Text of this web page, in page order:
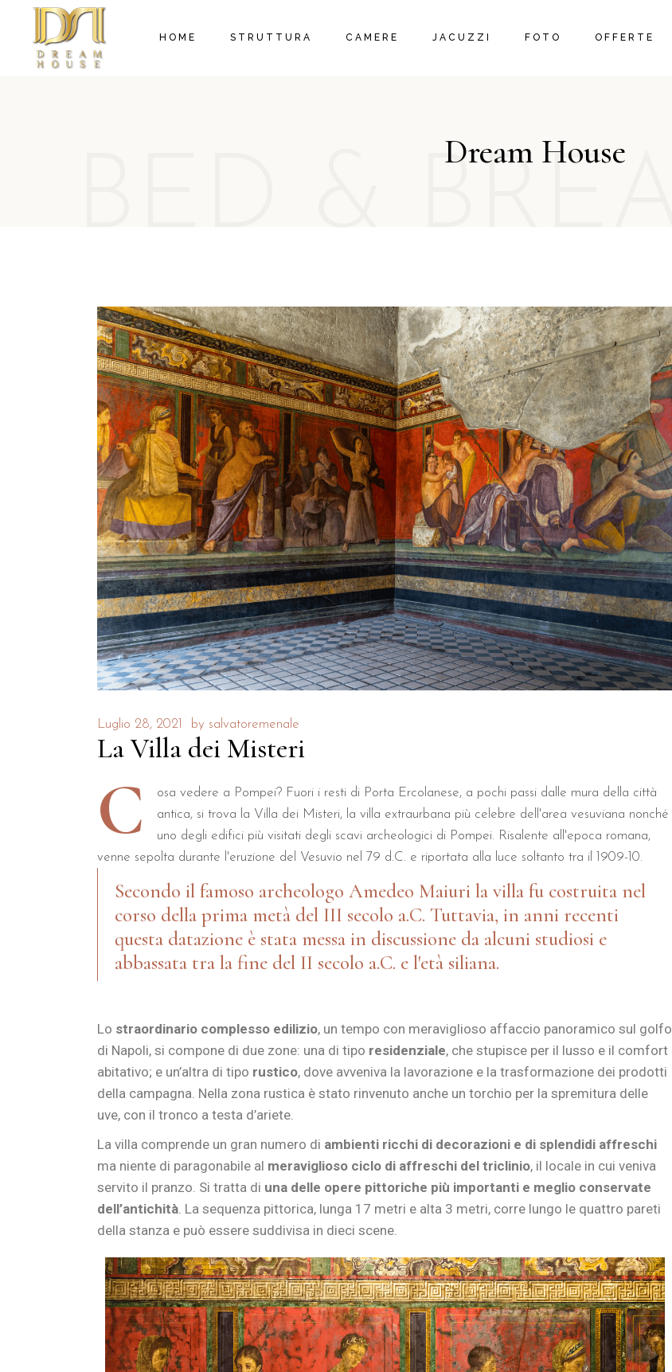
HOME STRUTTURA CAMERE JACUZZI FOTO OFFERTE
Dream House
Luglio 28, 2021 by salvatoremenale
La Villa dei Misteri
C
osa vedere a Pompei? Fuori i resti di Porta Ercolanese, a pochi passi dalle mura della città
antica, si trova la Villa dei Misteri, la villa extraurbana più celebre dell'area vesuviana nonché
uno degli edifici più visitati degli scavi archeologici di Pompei. Risalente all'epoca romana,
venne sepolta durante l'eruzione del Vesuvio nel 79 d.C. e riportata alla luce soltanto tra il 1909-10.
Secondo il famoso archeologo Amedeo Maiuri la villa fu costruita nel
corso della prima metà del III secolo a.C. Tuttavia, in anni recenti
questa datazione è stata messa in discussione da alcuni studiosi e
abbassata tra la fine del II secolo a.C. e l'età siliana.
Lo straordinario complesso edilizio, un tempo con meraviglioso affaccio panoramico sul golfo
di Napoli, si compone di due zone: una di tipo residenziale, che stupisce per il lusso e il comfort
abitativo; e un’altra di tipo rustico, dove avveniva la lavorazione e la trasformazione dei prodotti
della campagna. Nella zona rustica è stato rinvenuto anche un torchio per la spremitura delle
uve, con il tronco a testa d’ariete.
La villa comprende un gran numero di ambienti ricchi di decorazioni e di splendidi affreschi
ma niente di paragonabile al meraviglioso ciclo di affreschi del triclinio, il locale in cui veniva
servito il pranzo. Si tratta di una delle opere pittoriche più importanti e meglio conservate
dell’antichità. La sequenza pittorica, lunga 17 metri e alta 3 metri, corre lungo le quattro pareti
della stanza e può essere suddivisa in dieci scene.